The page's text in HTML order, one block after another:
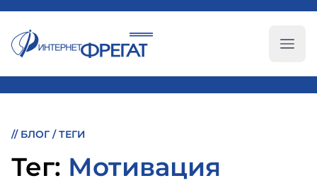
// БЛОГ /ТЕГИ
Тег: Мотивация